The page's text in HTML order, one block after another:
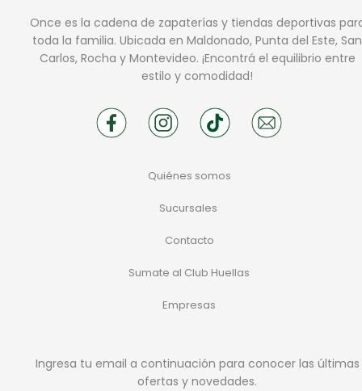
Once es la cadena de zapaterías y tiendas deportivas
toda la familia. Ubicada en Maldonado, Punta del Este, San
Carlos, Rocha y Montevideo. ¡Encontrá el equilibrio entre
estilo y comodidad!
Quiénes somos
Sucursales
Contacto
Sumate al Club Huellas
Empresas
Ingresa tu email a continuación para conocer las últimas
ofertas y novedades.